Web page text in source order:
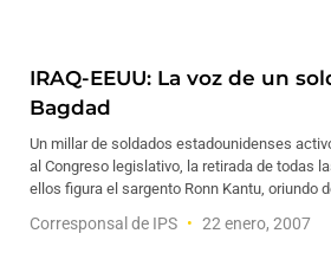
IRAQ-EEUU: La voz de un
Bagdad
Un millar de soldados estadounidenses
al Congreso legislativo, la retirada de todas
ellos figura el sargento Ronn Kantu, oriundo
Corresponsal de IPS 22 enero, 2007